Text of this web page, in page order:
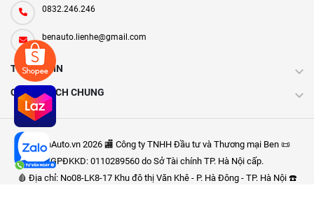
0832.246.246
benauto.lienhe@gmail.com
THÔNG TIN
CHÍNH SÁCH CHUNG
Ⓒ BenAuto.vn 2026 🏬 Công ty TNHH Đầu tư và Thương mại Ben 📜
GPĐKKD: 0110289560 do Sở Tài chính TP. Hà Nội cấp.
🩸 Địa chỉ: No08-LK8-17 Khu đô thị Văn Khê - P. Hà Đông - TP. Hà Nội ☎️